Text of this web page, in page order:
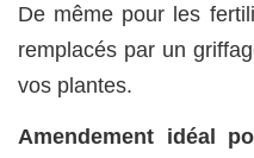
De même pour les
remplacés par un
vos plantes.
Amendement idéal